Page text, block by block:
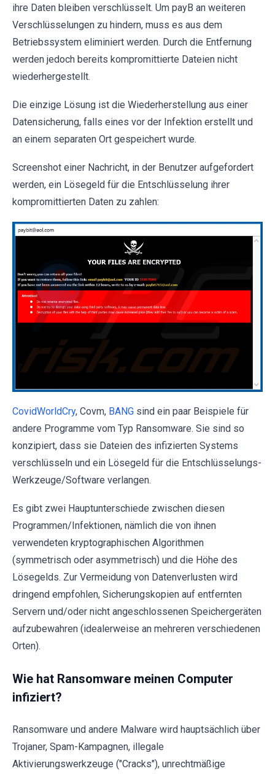
ihre Daten bleiben verschlüsselt. Um payB an weiteren
Verschlüsselungen zu hindern, muss es aus dem
Betriebssystem eliminiert werden. Durch die Entfernung
werden jedoch bereits kompromittierte Dateien nicht
wiederhergestellt.
Die einzige Lösung ist die Wiederherstellung aus einer
Datensicherung, falls eines vor der Infektion erstellt und
an einem separaten Ort gespeichert wurde.
Screenshot einer Nachricht, in der Benutzer aufgefordert
werden, ein Lösegeld für die Entschlüsselung ihrer
kompromittierten Daten zu zahlen:
CovidWorldCry, Covm, BANG sind ein paar Beispiele für
andere Programme vom Typ Ransomware. Sie sind so
konzipiert, dass sie Dateien des infizierten Systems
verschlüsseln und ein Lösegeld für die Entschlüsselungs-
Werkzeuge/Software verlangen.
Es gibt zwei Hauptunterschiede zwischen diesen
Programmen/Infektionen, nämlich die von ihnen
verwendeten kryptographischen Algorithmen
(symmetrisch oder asymmetrisch) und die Höhe des
Lösegelds. Zur Vermeidung von Datenverlusten wird
dringend empfohlen, Sicherungskopien auf entfernten
Servern und/oder nicht angeschlossenen Speichergeräten
aufzubewahren (idealerweise an mehreren verschiedenen
Orten).
Wie hat Ransomware meinen Computer
infiziert?
Ransomware und andere Malware wird hauptsächlich über
Trojaner, Spam-Kampagnen, illegale
Aktivierungswerkzeuge ("Cracks"), unrechtmäßige